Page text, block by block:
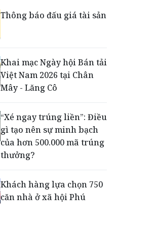
Tiếp sức thế hệ trẻ phát
đường
Thông báo đấu giá tài sản
Khai mạc Ngày hội Bán tải
Việt Nam 2026 tại Chân
Mây - Lăng Cô
“Xé ngay trúng liền”: Điều
gì tạo nên sự minh bạch
của hơn 500.000 mã trúng
thưởng?
Khách hàng lựa chọn 750
căn nhà ở xã hội Phú